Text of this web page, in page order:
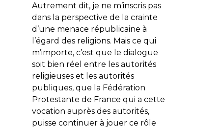
Autrement dit, je ne m’inscris pas
dans la perspective de la crainte
d’une menace républicaine à
l’égard des religions. Mais ce qui
m’importe, c’est que le dialogue
soit bien réel entre les autorités
religieuses et les autorités
publiques, que la Fédération
Protestante de France qui a cette
vocation auprès des autorités,
puisse continuer à jouer ce rôle